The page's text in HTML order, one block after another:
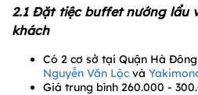
2.1 Đặt tiệc buffet nướng lẩu
khách
Có 2 cơ sở tại Quận Hà
Nguyễn Văn Lộc và
Giá trung bình 260.000 -